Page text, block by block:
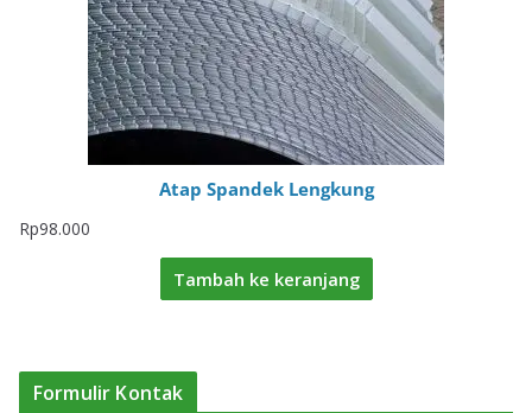
Atap Spandek Lengkung
Rp98.000
Tambah ke keranjang
Formulir Kontak